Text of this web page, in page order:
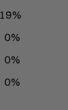
19%
0%
0%
0%